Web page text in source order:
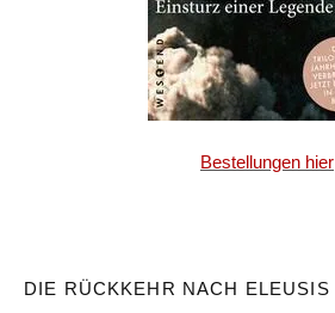
Bestellungen hier
DIE RÜCKKEHR NACH ELEUSIS